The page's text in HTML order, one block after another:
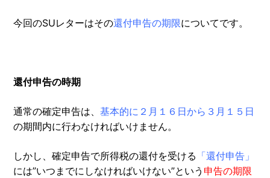
今回のSUレターはその還付申告の期限についてです。
還付申告の時期
通常の確定申告は、基本的に２月１６日から３月１５日
の期間内に行わなければいけません。
しかし、確定申告で所得税の還付を受ける 「還付申告」
には”いつまでにしなければいけない”という 申告の期限